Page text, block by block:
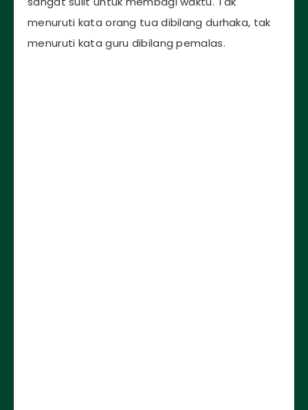
menuruti kata orang tua dibilang durhaka, tak
menuruti kata guru dibilang pemalas.